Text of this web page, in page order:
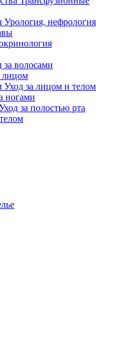
Урология, нефрология
за волосами
лицом
Уход за лицом и телом
ногами
за полостью рта